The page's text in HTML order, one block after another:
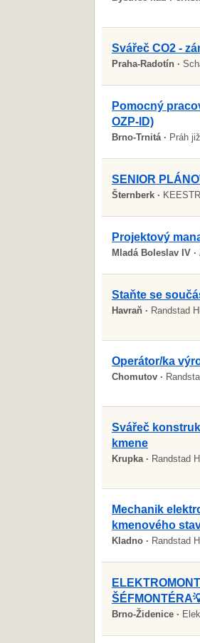
Svářeč CO2 -
Praha-Radotín ·
Pomocný
OZP-ID)
Brno-Trnitá · Práh
SENIOR
Šternberk ·
Projektový
Mladá Boleslav IV ·
Staňte se
Havraň · Randstad
Operátor/ka
Chomutov ·
Svářeč
kmene
Krupka · Randstad
Mechanik
kmenového
Kladno · Randstad
Brno-Židenice ·